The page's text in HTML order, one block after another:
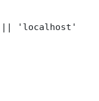
|| 'localhost'